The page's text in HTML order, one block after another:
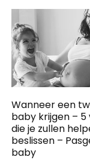
Wanneer een
baby krijgen –
die je zullen
beslissen –
baby